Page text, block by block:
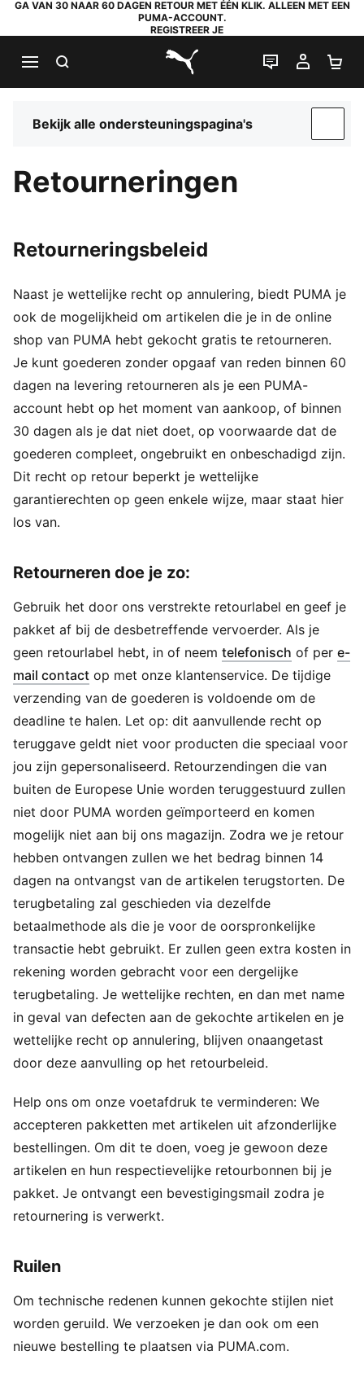
GA VAN 30 NAAR 60 DAGEN RETOUR MET ÉÉN KLIK. ALLEEN MET EEN
PUMA-ACCOUNT.
REGISTREER JE
PUMA.com
LIVE CHAT
MIJN
Bekijk alle ondersteuningspagina's
Retourneringen
Retourneringsbeleid
Naast je wettelijke recht op annulering, biedt PUMA je
ook de mogelijkheid om artikelen die je in de online
shop van PUMA hebt gekocht gratis te retourneren.
Je kunt goederen zonder opgaaf van reden binnen 60
dagen na levering retourneren als je een PUMA-
account hebt op het moment van aankoop, of binnen
30 dagen als je dat niet doet, op voorwaarde dat de
goederen compleet, ongebruikt en onbeschadigd zijn.
Dit recht op retour beperkt je wettelijke
garantierechten op geen enkele wijze, maar staat hier
los van.
Retourneren doe je zo:
Gebruik het door ons verstrekte retourlabel en geef je
pakket af bij de desbetreffende vervoerder. Als je
geen retourlabel hebt, in of neem telefonisch of per e-
mail contact( Opent in een nieuw venster)
op met onze klantenservice. De tijdige
verzending van de goederen is voldoende om de
deadline te halen. Let op: dit aanvullende recht op
teruggave geldt niet voor producten die speciaal voor
jou zijn gepersonaliseerd. Retourzendingen die van
buiten de Europese Unie worden teruggestuurd zullen
niet door PUMA worden geïmporteerd en komen
mogelijk niet aan bij ons magazijn. Zodra we je retour
hebben ontvangen zullen we het bedrag binnen 14
dagen na ontvangst van de artikelen terugstorten. De
terugbetaling zal geschieden via dezelfde
betaalmethode als die je voor de oorspronkelijke
transactie hebt gebruikt. Er zullen geen extra kosten in
rekening worden gebracht voor een dergelijke
terugbetaling. Je wettelijke rechten, en dan met name
in geval van defecten aan de gekochte artikelen en je
wettelijke recht op annulering, blijven onaangetast
door deze aanvulling op het retourbeleid.
Help ons om onze voetafdruk te verminderen: We
accepteren pakketten met artikelen uit afzonderlijke
bestellingen. Om dit te doen, voeg je gewoon deze
artikelen en hun respectievelijke retourbonnen bij je
pakket. Je ontvangt een bevestigingsmail zodra je
retournering is verwerkt.
Ruilen
Om technische redenen kunnen gekochte stijlen niet
worden geruild. We verzoeken je dan ook om een
nieuwe bestelling te plaatsen via PUMA.com.